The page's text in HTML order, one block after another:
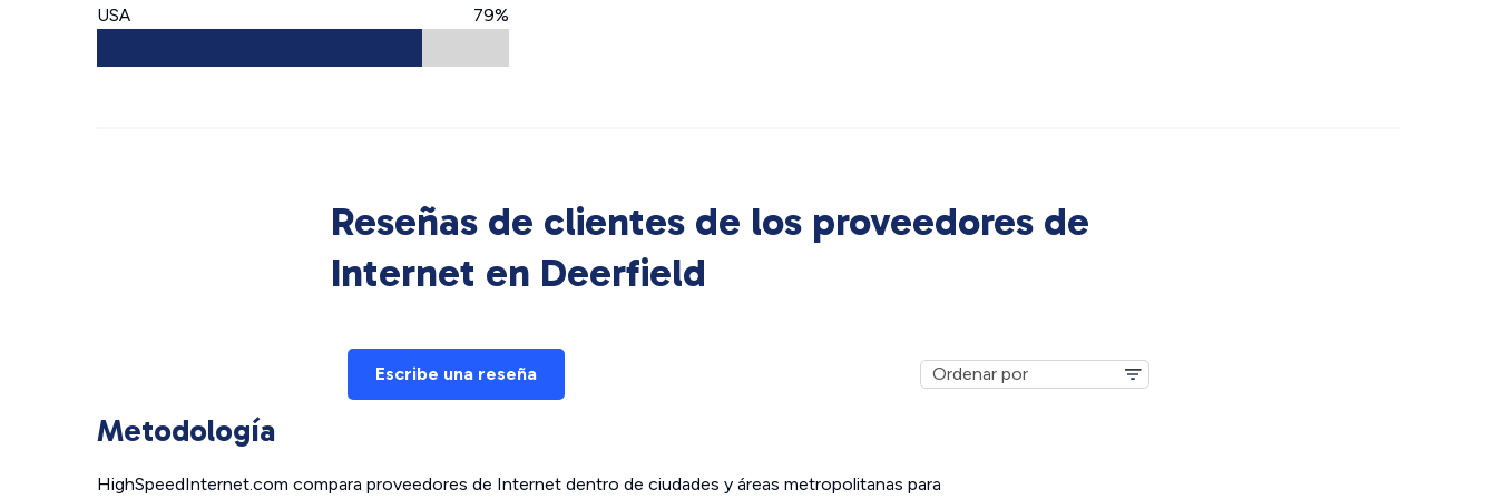
USA 79%
Reseñas de clientes de los proveedores de
Internet en Deerfield
Escribe una reseña
Metodología
HighSpeedInternet.com compara proveedores de Internet dentro de ciudades y áreas metropolitanas para